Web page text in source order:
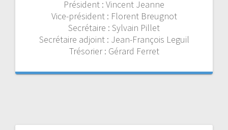
Président : Vincent Jeanne
Vice-président : Florent Breugnot
Secrétaire : Sylvain Pillet
Secrétaire adjoint : Jean-François Leguil
Trésorier : Gérard Ferret